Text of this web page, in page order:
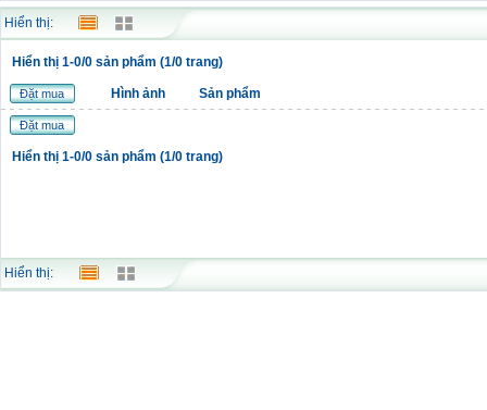
Hiển thị:
Hiển thị 1-0/0 sản phẩm (1/0 trang)
Đặt mua Hình ảnh Sản phẩm
Đặt mua
Hiển thị 1-0/0 sản phẩm (1/0 trang)
Hiển thị: